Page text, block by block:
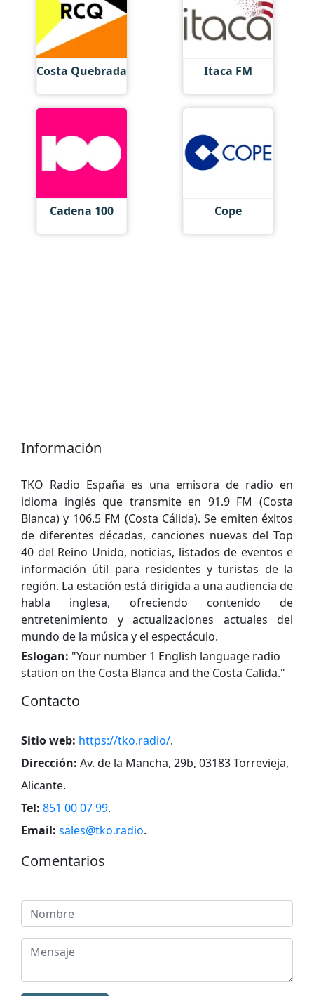
Costa Quebrada Itaca FM
Cadena 100 Cope
Información
TKO Radio España es una emisora ​​de radio en
idioma inglés que transmite en 91.9 FM (Costa
Blanca) y 106.5 FM (Costa Cálida). Se emiten éxitos
de diferentes décadas, canciones nuevas del Top
40 del Reino Unido, noticias, listados de eventos e
información útil para residentes y turistas de la
región. La estación está dirigida a una audiencia de
habla inglesa, ofreciendo contenido de
entretenimiento y actualizaciones actuales del
mundo de la música y el espectáculo.
Eslogan: "Your number 1 English language radio
station on the Costa Blanca and the Costa Calida."
Contacto
Sitio web: https://tko.radio/.
Dirección: Av. de la Mancha, 29b, 03183 Torrevieja,
Alicante.
Tel: 851 00 07 99.
Email: sales@tko.radio.
Comentarios